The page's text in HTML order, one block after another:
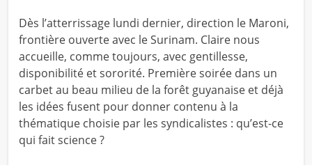
Dès l’atterrissage lundi dernier, direction le Maroni,
frontière ouverte avec le Surinam. Claire nous
accueille, comme toujours, avec gentillesse,
disponibilité et sororité. Première soirée dans un
carbet au beau milieu de la forêt guyanaise et déjà
les idées fusent pour donner contenu à la
thématique choisie par les syndicalistes : qu’est-ce
qui fait science ?